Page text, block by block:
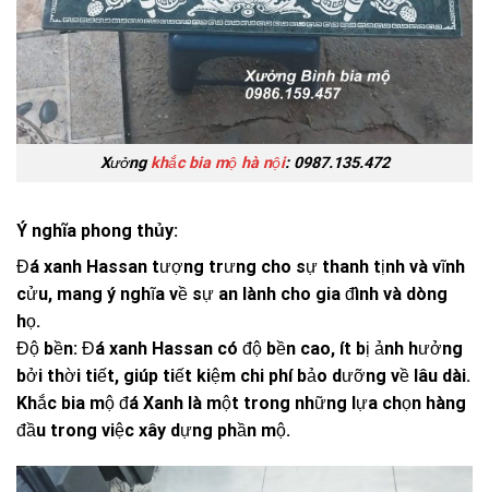
Xưởngkhắc bia mộ hà nội: 0987.135.472
Ý nghĩa phong thủy:
Đá xanh Hassan tượng trưng cho sự thanh tịnh và vĩnh
cửu, mang ý nghĩa về sự an lành cho gia đình và dòng
họ.
Độ bền: Đá xanh Hassan có độ bền cao, ít bị ảnh hưởng
bởi thời tiết, giúp tiết kiệm chi phí bảo dưỡng về lâu dài.
Khắc bia mộ đá Xanh là một trong những lựa chọn hàng
đầu trong việc xây dựng phần mộ.